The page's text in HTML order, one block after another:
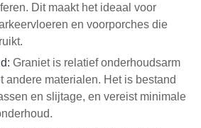
Dit maakt het ideaal voor
en voorporches die
Graniet is relatief onderhoudsarm
andere materialen. Het is bestand
en slijtage, en vereist minimale